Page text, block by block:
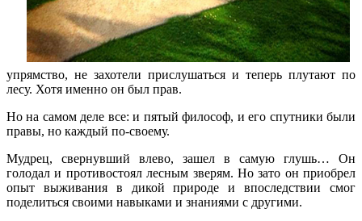
упрямство, не захотели прислушаться и теперь плутают по
лесу. Хотя именно он был прав.
Но на самом деле все: и пятый философ, и его спутники были
правы, но каждый по-своему.
Мудрец, свернувший влево, зашел в самую глушь… Он
голодал и противостоял лесным зверям. Но зато он приобрел
опыт выживания в дикой природе и впоследствии смог
поделиться своими навыками и знаниями с другими.